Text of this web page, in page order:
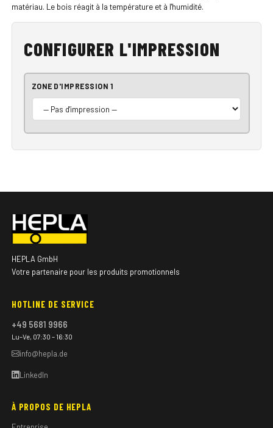
matériau. Le bois réagit à la température et à l'humidité.
CONFIGURER L'IMPRESSION
ZONE D'IMPRESSION 1
HEPLA GmbH
Votre partenaire pour les produits promotionnels
HOTLINE DE SERVICE
+49 5681 9966
Lu–Ve, 07:30 – 16:30
info@hepla.de
LinkedIn
À PROPOS DE HEPLA